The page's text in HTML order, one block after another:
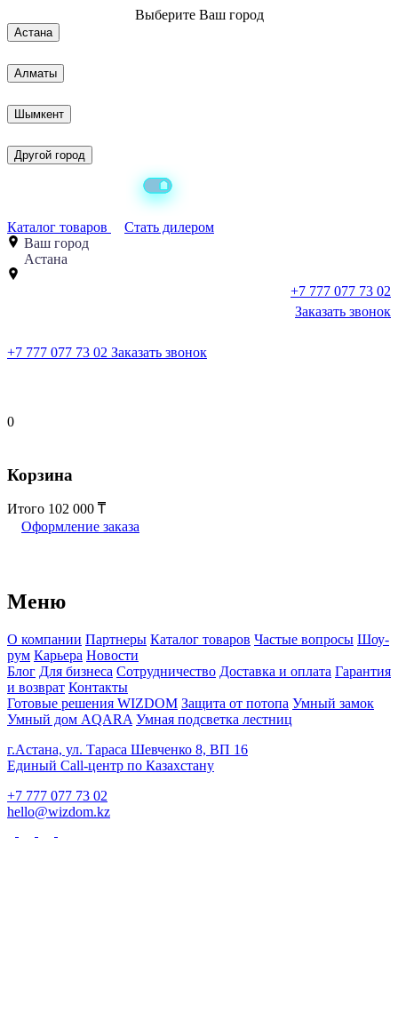
Выберите Ваш город
Астана
Алматы
Шымкент
Другой город
Каталог товаров
Стать дилером
Ваш город
Астана
+7 777 077 73 02
Заказать звонок
+7 777 077 73 02 Заказать звонок
0
Корзина
Итого 102 000
Оформление заказа
Меню
О компании Партнеры Каталог товаров Частые вопросы Шоу-
рум Карьера Новости
Блог Для бизнеса Сотрудничество Доставка и оплата Гарантия
и возврат Контакты
Готовые решения WIZDOM Защита от потопа Умный замок
Умный дом AQARA Умная подсветка лестниц
г.Астана, ул. Тараса Шевченко 8, ВП 16
Единый Call-центр по Казахстану
+7 777 077 73 02
hello@wizdom.kz